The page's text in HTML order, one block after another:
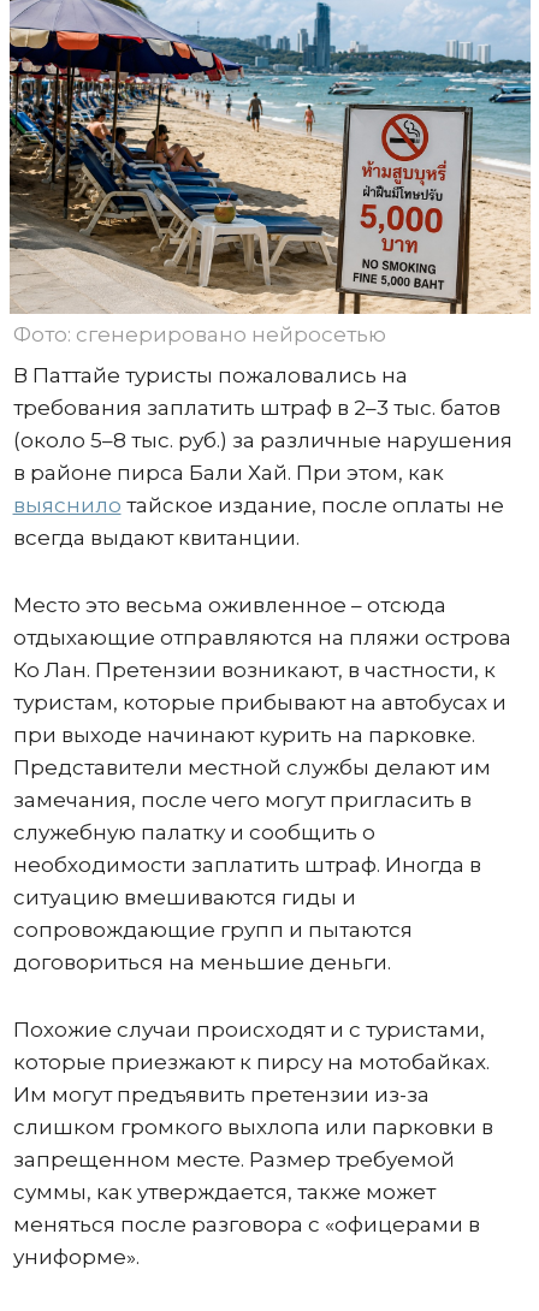
Фото: сгенерировано нейросетью
В Паттайе туристы пожаловались на
требования заплатить штраф в 2–3 тыс. батов
(около 5–8 тыс. руб.) за различные нарушения
в районе пирса Бали Хай. При этом, как
выяснило тайское издание, после оплаты не
всегда выдают квитанции.
Место это весьма оживленное – отсюда
отдыхающие отправляются на пляжи острова
Ко Лан. Претензии возникают, в частности, к
туристам, которые прибывают на автобусах и
при выходе начинают курить на парковке.
Представители местной службы делают им
замечания, после чего могут пригласить в
служебную палатку и сообщить о
необходимости заплатить штраф. Иногда в
ситуацию вмешиваются гиды и
сопровождающие групп и пытаются
договориться на меньшие деньги.
Похожие случаи происходят и с туристами,
которые приезжают к пирсу на мотобайках.
Им могут предъявить претензии из-за
слишком громкого выхлопа или парковки в
запрещенном месте. Размер требуемой
суммы, как утверждается, также может
меняться после разговора с «офицерами в
униформе».